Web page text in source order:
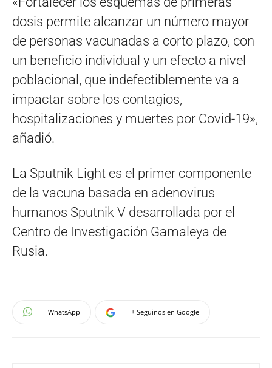
dosis permite alcanzar un número mayor
de personas vacunadas a corto plazo, con
un beneficio individual y un efecto a nivel
poblacional, que indefectiblemente va a
impactar sobre los contagios,
hospitalizaciones y muertes por Covid-19»,
añadió.
La Sputnik Light es el primer componente
de la vacuna basada en adenovirus
humanos Sputnik V desarrollada por el
Centro de Investigación Gamaleya de
Rusia.
WhatsApp + Seguinos en Google